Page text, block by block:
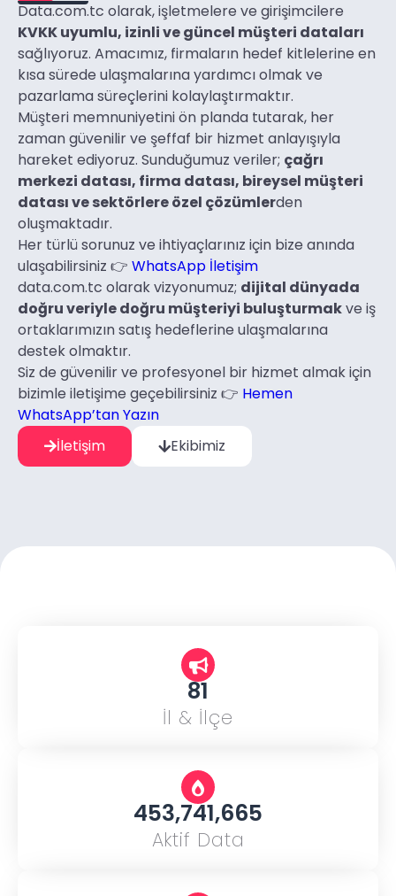
Data.com.tc olarak, işletmelere ve girişimcilere
KVKK uyumlu, izinli ve güncel müşteri dataları
sağlıyoruz. Amacımız, firmaların hedef kitlelerine en
kısa sürede ulaşmalarına yardımcı olmak ve
pazarlama süreçlerini kolaylaştırmaktır.
Müşteri memnuniyetini ön planda tutarak, her
zaman güvenilir ve şeffaf bir hizmet anlayışıyla
hareket ediyoruz. Sunduğumuz veriler; çağrı
merkezi datası, firma datası, bireysel müşteri
datası ve sektörlere özel çözümlerden
oluşmaktadır.
Her türlü sorunuz ve ihtiyaçlarınız için bize anında
ulaşabilirsiniz 👉 WhatsApp İletişim
data.com.tc olarak vizyonumuz; dijital dünyada
doğru veriyle doğru müşteriyi buluşturmakve iş
ortaklarımızın satış hedeflerine ulaşmalarına
destek olmaktır.
Siz de güvenilir ve profesyonel bir hizmet almak için
bizimle iletişime geçebilirsiniz 👉 Hemen
WhatsApp’tan Yazın
İletişim
Ekibimiz
İl & İlçe
81
Aktif Data
453,741,665